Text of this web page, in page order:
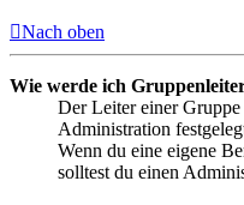
Nach oben
Wie werde ich
Der Leiter einer
Administration
Wenn du eine eigene
solltest du einen